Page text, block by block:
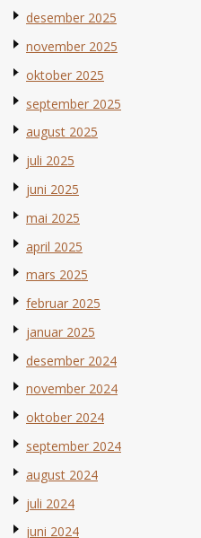
desember 2025
november 2025
oktober 2025
september 2025
august 2025
juli 2025
juni 2025
mai 2025
april 2025
mars 2025
februar 2025
januar 2025
desember 2024
november 2024
oktober 2024
september 2024
august 2024
juli 2024
juni 2024